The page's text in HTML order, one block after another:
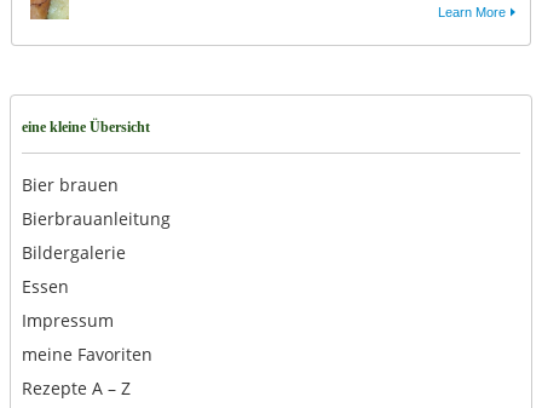
Learn More
eine kleine Übersicht
Bier brauen
Bierbrauanleitung
Bildergalerie
Essen
Impressum
meine Favoriten
Rezepte A – Z